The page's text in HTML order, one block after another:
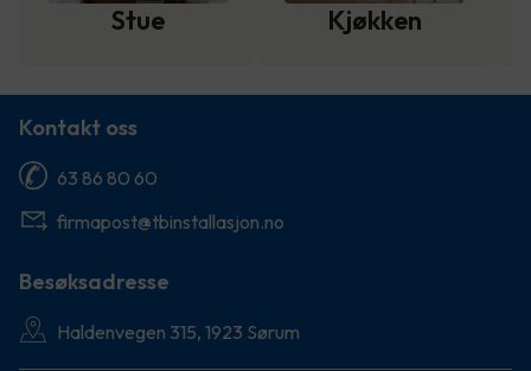
Stue Kjøkken
Kontakt oss
63 86 80 60
firmapost@tbinstallasjon.no
Besøksadresse
Haldenvegen 315, 1923 Sørum